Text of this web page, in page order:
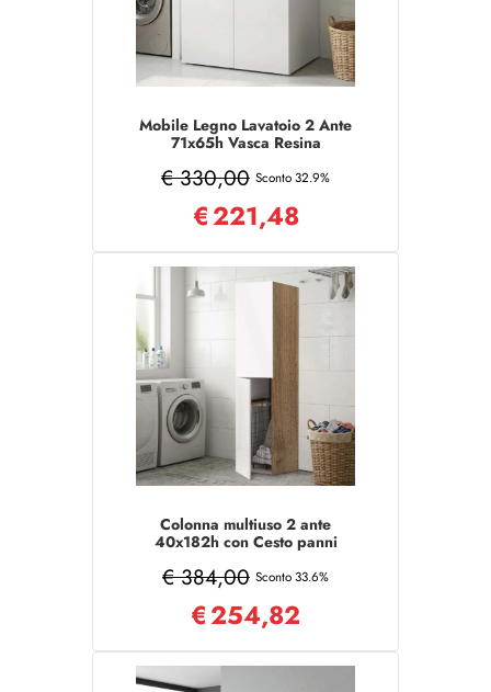
Mobile Legno Lavatoio 2 Ante
71x65h Vasca Resina
€ 330,00 Sconto 32.9%
€221,48
Colonna multiuso 2 ante
40x182h con Cesto panni
€ 384,00 Sconto 33.6%
€254,82